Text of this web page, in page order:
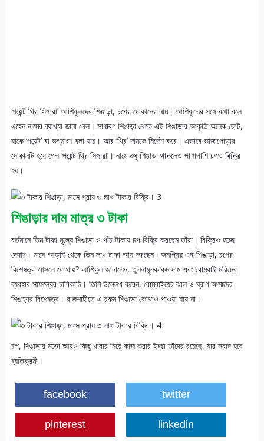
‘পয়েন্ট থ্রি সিঙ্গারা’ আশিকুলদের শিঙাড়া, চপের দোকানের নাম। আশিকুলের সঙ্গে কথা বলে
এহেন নামের ব্যাখ্যা জানা গেল। সাধারণ শিঙাড়া থেকে এই শিঙাড়ার আকৃতি অনেক ছোট,
যাকে ‘পয়েন্ট’ বা ভগ্নাংশ বলা যায়। আর ‘থ্রি’ দামকে নির্দেশ করে। এভাবে ভাজাপোড়ার
দোকানটি হয়ে গেল ‘পয়েন্ট থ্রি সিঙ্গারা’। নামে শুধু শিঙাড়া থাকলেও পাশাপাশি চপও বিক্রি
হয়।
শিঙাড়ার দাম মাত্র ৩ টাকা
বর্তমানে তিন টাকা মূল্যে শিঙাড়া ও পাঁচ টাকায় চপ বিক্রি করছেন তাঁরা। বিক্রিও হচ্ছে
দেদার। মাসে আড়াই থেকে তিন লাখ টাকা আয় করছেন। জনপ্রিয় এই শিঙাড়া, চপের
বিশেষত্ব আসলে কোথায়? আশিকুল জানালেন, তুলনামূলক কম দাম এবং বোম্বাই মরিচের
ব্যবহার সাফল্যের চাবিকাঠি। তিনি উল্লেখ করেন, বোম্বাইয়ের ঝাল ও ঘ্রাণ আমাদের
শিঙাড়ার বিশেষত্ব। রাজশাহীতে এ রকম শিঙাড়া কোথাও পাওয়া যায় না।
চপ, শিঙাড়ার মতো আরও কিছু খাবার নিয়ে কাজ করার ইচ্ছা তাঁদের রয়েছে, যার স্বাদ হবে
ব্যতিক্রমী।
facebook twitter
pinterest linkedin